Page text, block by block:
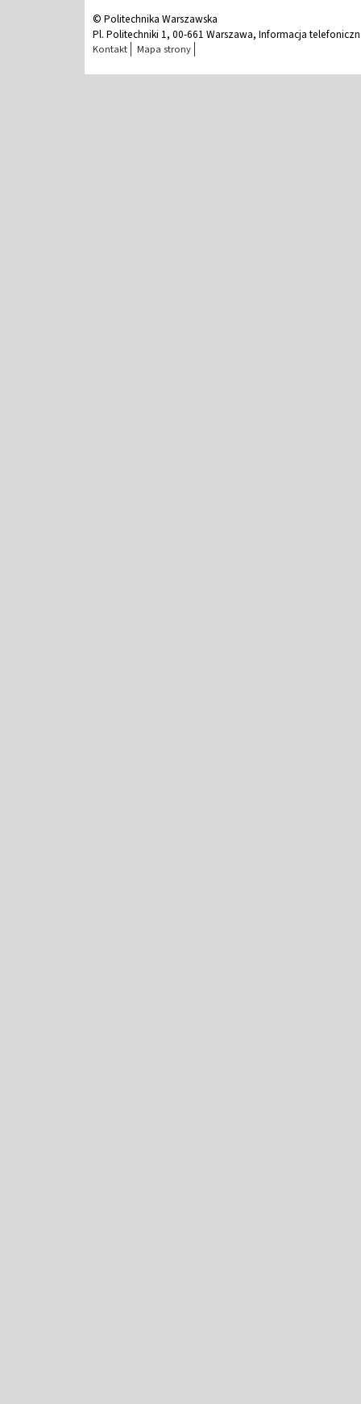
© Politechnika Warszawska
Pl. Politechniki 1, 00-661 Warszawa, Informacja
Kontakt Mapa strony